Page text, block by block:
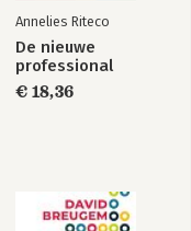
Annelies Riteco
De nieuwe
professional
€ 18,36